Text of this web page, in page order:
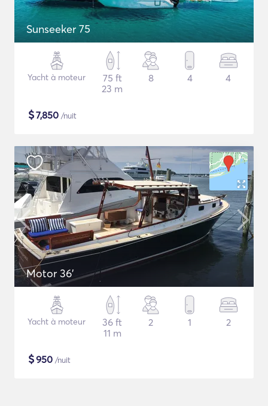
Sunseeker 75
Yacht à moteur
75 ft
23 m
8 4 4
$7,850 /nuit
Motor 36'
Yacht à moteur
36 ft
11 m
2 1 2
$950 /nuit